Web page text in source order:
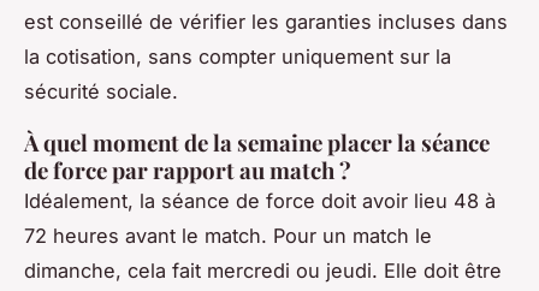
est conseillé de vérifier les garanties incluses dans
la cotisation, sans compter uniquement sur la
sécurité sociale.
À quel moment de la semaine placer la séance
de force par rapport au match ?
Idéalement, la séance de force doit avoir lieu 48 à
72 heures avant le match. Pour un match le
dimanche, cela fait mercredi ou jeudi. Elle doit être